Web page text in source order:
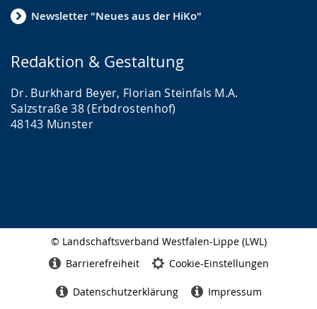
Newsletter "Neues aus der HiKo"
Redaktion & Gestaltung
Dr. Burkhard Beyer, Florian Steinfals M.A.
Salzstraße 38 (Erbdrostenhof)
48143 Münster
© Landschaftsverband Westfalen-Lippe (LWL)
Barrierefreiheit Cookie-Einstellungen
Datenschutzerklärung Impressum